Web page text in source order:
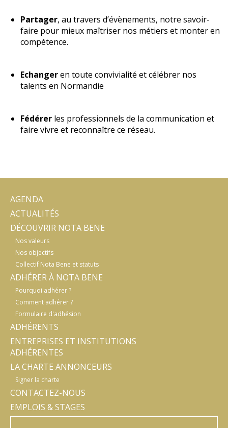
Partager, au travers d’évènements, notre savoir-
faire pour mieux maîtriser nos métiers et monter en
compétence.
Echangeren toute convivialité et célébrer nos
talents en Normandie
Fédérer les professionnels de la communication et
faire vivre et reconnaître ce réseau.
AGENDA
ACTUALITÉS
DÉCOUVRIR NOTA BENE
Nos valeurs
Nos objectifs
Collectif Nota Bene et statuts
ADHÉRER À NOTA BENE
Pourquoi adhérer ?
Comment adhérer ?
Formulaire d'adhésion
ADHÉRENTS
ENTREPRISES ET INSTITUTIONS
ADHÉRENTES
LA CHARTE ANNONCEURS
Signer la charte
CONTACTEZ-NOUS
EMPLOIS & STAGES